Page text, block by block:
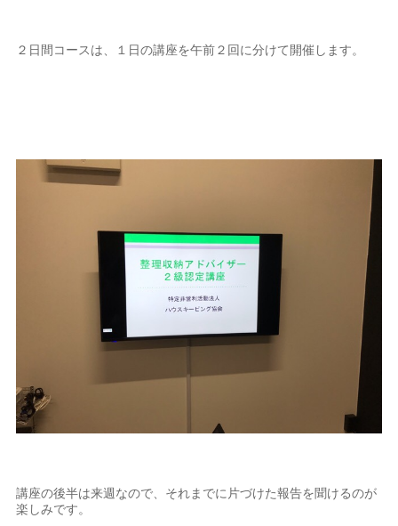
２日間コースは、１日の講座を午前２回に分けて開催します。
講座の後半は来週なので、それまでに片づけた報告を聞けるのが
楽しみです。